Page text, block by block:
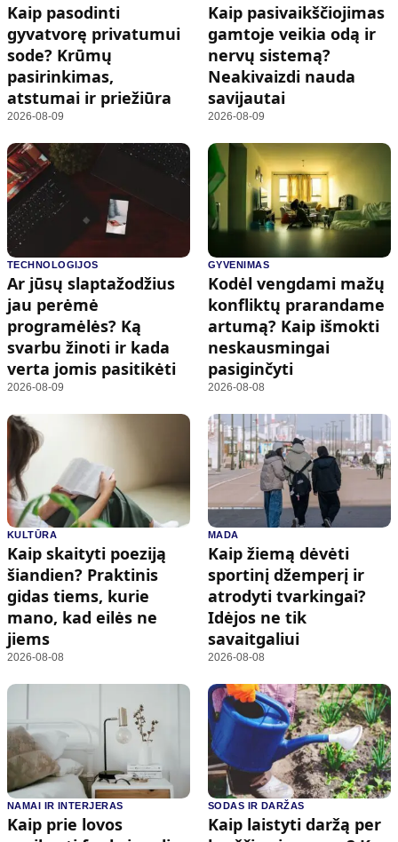
Kaip pasodinti
gyvatvorę privatumui
sode? Krūmų
pasirinkimas,
atstumai ir priežiūra
2026-08-09
Kaip pasivaikščiojimas
gamtoje veikia odą ir
nervų sistemą?
Neakivaizdi nauda
savijautai
2026-08-09
TECHNOLOGIJOS
Ar jūsų slaptažodžius
jau perėmė
programėlės? Ką
svarbu žinoti ir kada
verta jomis pasitikėti
2026-08-09
GYVENIMAS
Kodėl vengdami mažų
konfliktų prarandame
artumą? Kaip išmokti
neskausmingai
pasiginčyti
2026-08-08
KULTŪRA
Kaip skaityti poeziją
šiandien? Praktinis
gidas tiems, kurie
mano, kad eilės ne
jiems
2026-08-08
MADA
Kaip žiemą dėvėti
sportinį džemperį ir
atrodyti tvarkingai?
Idėjos ne tik
savaitgaliui
2026-08-08
NAMAI IR INTERJERAS
Kaip prie lovos
SODAS IR DARŽAS
Kaip laistyti daržą per